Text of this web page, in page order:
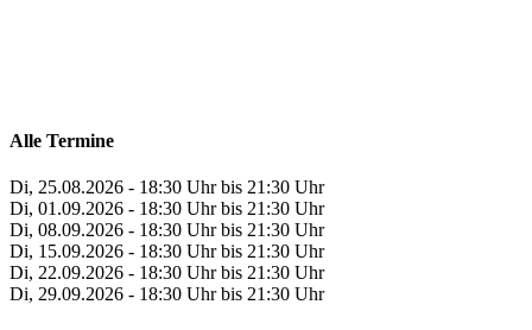
Alle Termine
Di, 25.08.2026 - 18:30 Uhr bis 21:30 Uhr
Di, 01.09.2026 - 18:30 Uhr bis 21:30 Uhr
Di, 08.09.2026 - 18:30 Uhr bis 21:30 Uhr
Di, 15.09.2026 - 18:30 Uhr bis 21:30 Uhr
Di, 22.09.2026 - 18:30 Uhr bis 21:30 Uhr
Di, 29.09.2026 - 18:30 Uhr bis 21:30 Uhr